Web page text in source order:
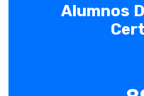
Alumnos